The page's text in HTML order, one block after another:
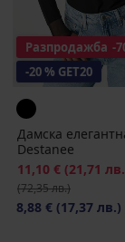
Разпродажба -
-20 % GET20
Дамска
Destanee
Намаление
11,10 € (21,71
(72,35 лв.)
8,88 € (17,37 лв.)